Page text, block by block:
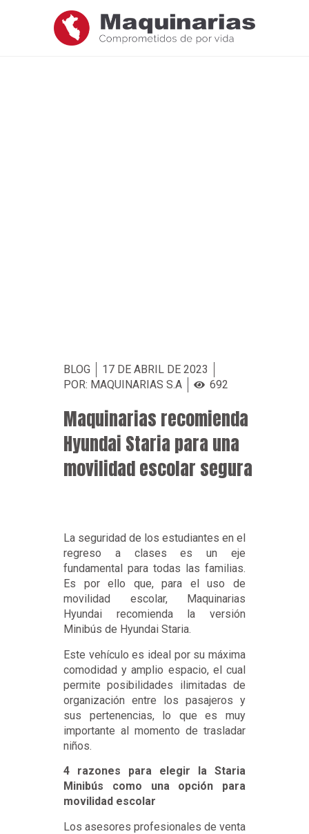
BLOG
17 DE ABRIL DE 2023
POR: MAQUINARIAS S.A
692
Maquinarias recomienda
Hyundai Staria para una
movilidad escolar segura
La seguridad de los estudiantes en el
regreso a clases es un eje
fundamental para todas las familias.
Es por ello que, para el uso de
movilidad escolar, Maquinarias
Hyundai recomienda la versión
Minibús de Hyundai Staria.
Este vehículo es ideal por su máxima
comodidad y amplio espacio, el cual
permite posibilidades ilimitadas de
organización entre los pasajeros y
sus pertenencias, lo que es muy
importante al momento de trasladar
niños.
4 razones para elegir la Staria
Minibús como una opción para
movilidad escolar
Los asesores profesionales de venta